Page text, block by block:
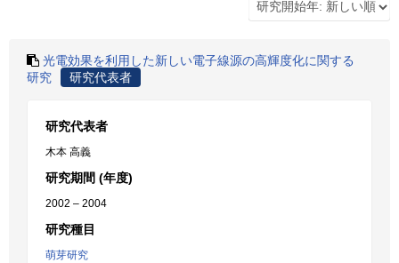
光電効果を利用した新しい電子線源の高輝度化に関する
研究
研究代表者
研究代表者
木本 高義
研究期間 (年度)
2002 – 2004
研究種目
萌芽研究